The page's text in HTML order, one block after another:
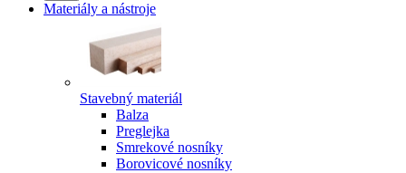
Materiály a nástroje
Stavebný materiál
Balza
Preglejka
Smrekové nosníky
Borovicové nosníky